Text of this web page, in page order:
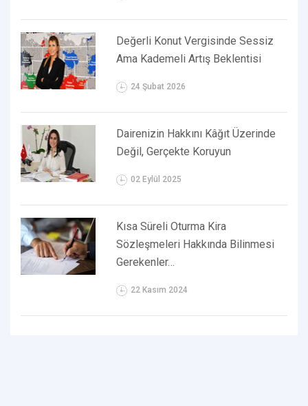
Değerli Konut Vergisinde Sessiz
Ama Kademeli Artış Beklentisi
24 Şubat 2026
Dairenizin Hakkını Kâğıt Üzerinde
Değil, Gerçekte Koruyun
02 Eylül 2025
Kısa Süreli Oturma Kira
Sözleşmeleri Hakkında Bilinmesi
Gerekenler…
22 Kasım 2024